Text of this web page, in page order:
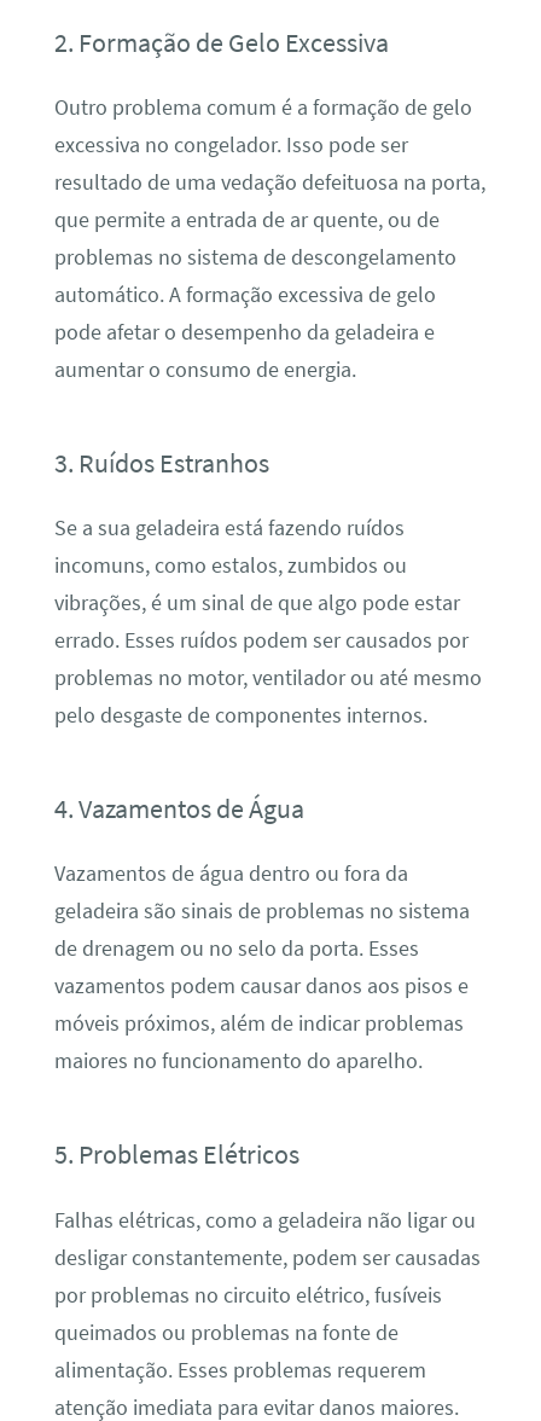
2. Formação de Gelo Excessiva
Outro problema comum é a formação de gelo
excessiva no congelador. Isso pode ser
resultado de uma vedação defeituosa na porta,
que permite a entrada de ar quente, ou de
problemas no sistema de descongelamento
automático. A formação excessiva de gelo
pode afetar o desempenho da geladeira e
aumentar o consumo de energia.
3. Ruídos Estranhos
Se a sua geladeira está fazendo ruídos
incomuns, como estalos, zumbidos ou
vibrações, é um sinal de que algo pode estar
errado. Esses ruídos podem ser causados por
problemas no motor, ventilador ou até mesmo
pelo desgaste de componentes internos.
4. Vazamentos de Água
Vazamentos de água dentro ou fora da
geladeira são sinais de problemas no sistema
de drenagem ou no selo da porta. Esses
vazamentos podem causar danos aos pisos e
móveis próximos, além de indicar problemas
maiores no funcionamento do aparelho.
5. Problemas Elétricos
Falhas elétricas, como a geladeira não ligar ou
desligar constantemente, podem ser causadas
por problemas no circuito elétrico, fusíveis
queimados ou problemas na fonte de
alimentação. Esses problemas requerem
atenção imediata para evitar danos maiores.